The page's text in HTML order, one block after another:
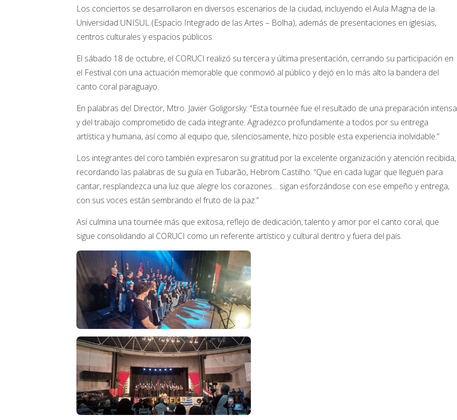
Los conciertos se desarrollaron en diversos escenarios de la ciudad, incluyendo el Aula Magna de la
Universidad UNISUL (Espacio Integrado de las Artes – Bolha), además de presentaciones en iglesias,
centros culturales y espacios públicos.
El sábado 18 de octubre, el CORUCI realizó su tercera y última presentación, cerrando su participación en
el Festival con una actuación memorable que conmovió al público y dejó en lo más alto la bandera del
canto coral paraguayo.
En palabras del Director, Mtro. Javier Goligorsky: “Esta tournée fue el resultado de una preparación intensa
y del trabajo comprometido de cada integrante. Agradezco profundamente a todos por su entrega
artística y humana, así como al equipo que, silenciosamente, hizo posible esta experiencia inolvidable.”
Los integrantes del coro también expresaron su gratitud por la excelente organización y atención recibida,
recordando las palabras de su guía en Tubarão, Hebrom Castilho: “Que en cada lugar que lleguen para
cantar, resplandezca una luz que alegre los corazones… sigan esforzándose con ese empeño y entrega,
con sus voces están sembrando el fruto de la paz.”
Así culmina una tournée más que exitosa, reflejo de dedicación, talento y amor por el canto coral, que
sigue consolidando al CORUCI como un referente artístico y cultural dentro y fuera del país.